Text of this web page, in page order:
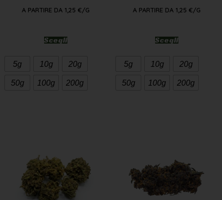
A PARTIRE DA 1,25 €/G
Scegli
5g 10g 20g
50g 100g 200g
A PARTIRE DA 1,25 €/G
Scegli
5g 10g 20g
50g 100g 200g